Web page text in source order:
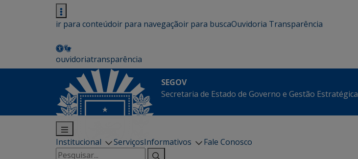
ir para conteúdoir para navegaçãoir para buscaOuvidoria Transparência
ouvidoriatransparência
SEGOV
Secretaria de Estado de Governo e Gestão Estratégica
Institucional ServiçosInformativos
Fale Conosco
Pesquisar